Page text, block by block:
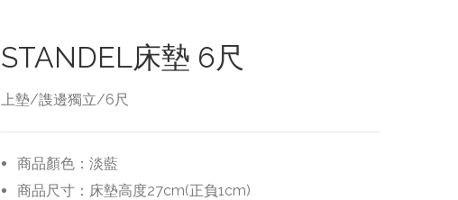
STANDEL床墊 6尺
上墊/謢邊獨立/6尺
商品顏色： 淡藍
商品尺寸： 床墊高度27cm(正負1cm)